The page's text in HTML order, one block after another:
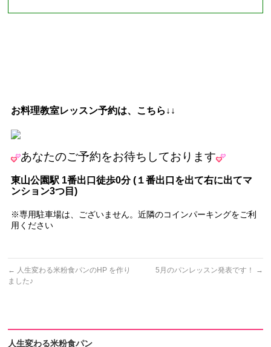
お料理教室レッスン予約は、こちら↓↓
あなたのご予約をお待ちしております
東山公園駅 1番出口徒歩0分 ( １番出口を出て右に出てマ
ンション3つ目)
※専用駐車場は、ございません。近隣のコインパーキングをご利
用ください
← 人生変わる米粉食パンのHP を作り
ました♪
5月のパンレッスン発表です！ →
人生変わる米粉食パン